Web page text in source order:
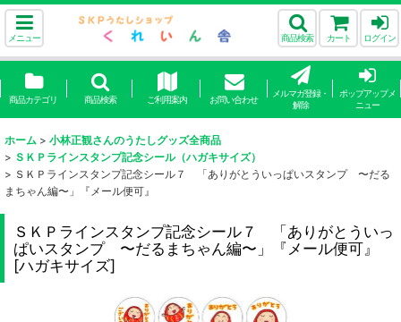
メニュー 商品検索 カート ログイン
商品カテゴリ 商品検索 ご利用案内 お問い合わせ
メルマガ登録・
解除
ポップアップメ
ニュー
ホーム > 小林正観さんのうたしグッズ全商品
> ＳＫＰラインスタンプ記念シール（ハガキサイズ）
> ＳＫＰラインスタンプ記念シール７ 「ありがとういっぱいスタンプ 〜だる
まちゃん編〜」『メール便可』
ＳＫＰラインスタンプ記念シール７ 「ありがとういっ
ぱいスタンプ 〜だるまちゃん編〜」『メール便可』
[ハガキサイズ]